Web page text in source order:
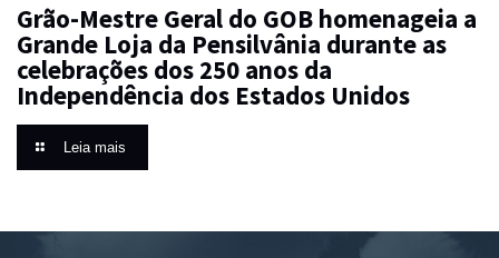
Grão-Mestre Geral do GOB homenageia a
Grande Loja da Pensilvânia durante as
celebrações dos 250 anos da
Independência dos Estados Unidos
Leia mais